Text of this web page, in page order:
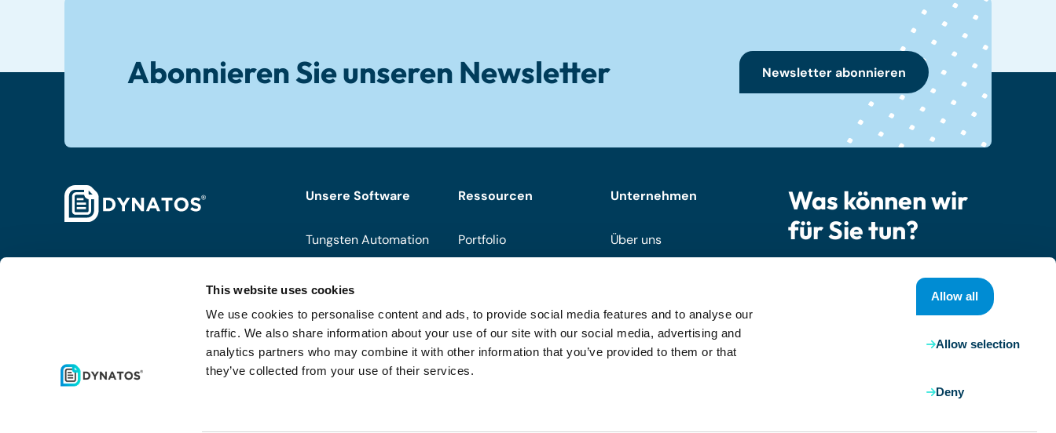
This website uses cookies
We use cookies to personalise content and ads, to provide social media features and to analyse our
traffic. We also share information about your use of our site with our social media, advertising and
analytics partners who may combine it with other information that you’ve provided to them or that
they’ve collected from your use of their services.
Allow all
Allow selection
Deny
Abonnieren Sie unseren Newsletter Newsletter abonnieren
Unsere Software
Tungsten Automation
Routty
Ressourcen
Portfolio
On demand
Blog
Unternehmen
Über uns
Häufig gestellte Fragen
Was können wir
für Sie tun?